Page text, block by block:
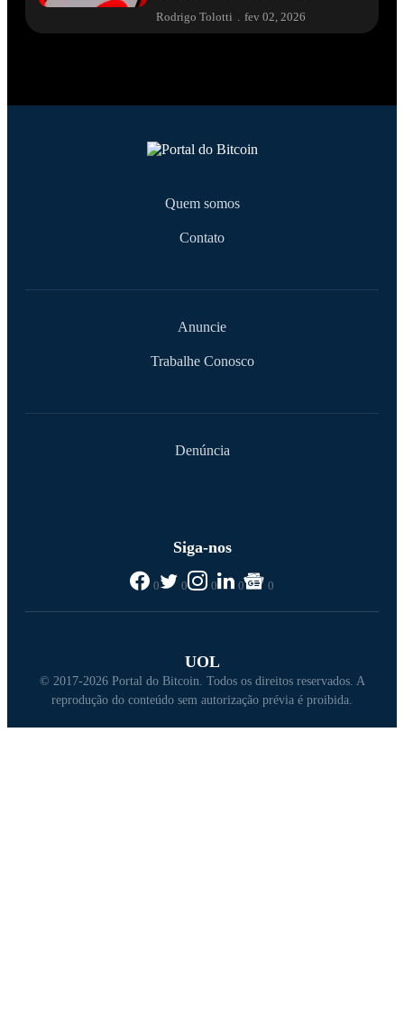
Rodrigo Tolotti fev 02, 2026
Quem somos
Contato
Anuncie
Trabalhe Conosco
Denúncia
Siga-nos
0 0 0 0 0
UOL
© 2017-2026 Portal do Bitcoin. Todos os direitos reservados. A
reprodução do conteúdo sem autorização prévia é proibida.